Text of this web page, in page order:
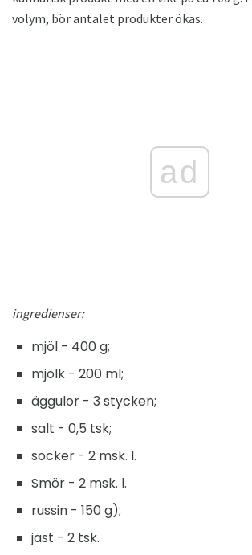
volym, bör antalet produkter ökas.
ad
ingredienser:
mjöl - 400 g;
mjölk - 200 ml;
äggulor - 3 stycken;
salt - 0,5 tsk;
socker - 2 msk. l.
Smör - 2 msk. l.
russin - 150 g);
jäst - 2 tsk.